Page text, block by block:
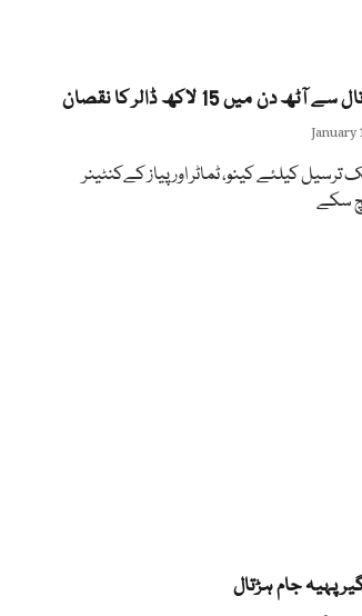
میں 15 لاکھ ڈالر کا نقصان
January
کیلئے کینو، ٹماٹر اور پیاز کےکنٹینر
سکے
پہیہ جام ہڑتال